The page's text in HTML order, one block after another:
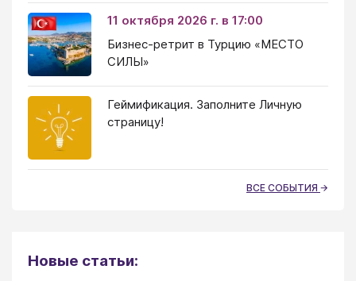
11 октября 2026 г. в 17:00
Бизнес-ретрит в Турцию «МЕСТО
СИЛЫ»
Геймификация. Заполните Личную
страницу!
ВСЕ СОБЫТИЯ
Новые статьи: